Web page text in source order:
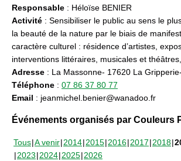
Responsable : Héloïse BENIER
Activité : Sensibiliser le public au sens le
la beauté de la nature par le biais de
caractère culturel : résidence d’artistes,
interventions littéraires, musicales et
Adresse : La Massonne- 17620 La
Téléphone : 07 86 37 80 77
Email : jeanmichel.benier@wanadoo.fr
Événements organisés par Couleurs
Tous A venir 2014 2015 2016 2017 2018
2023 2024 2025 2026